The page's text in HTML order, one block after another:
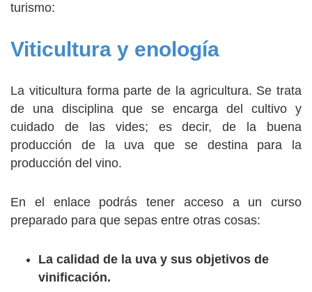
turismo:
Viticultura y enología
La viticultura forma parte de la agricultura. Se trata
de una disciplina que se encarga del cultivo y
cuidado de las vides; es decir, de la buena
producción de la uva que se destina para la
producción del vino.
En el enlace podrás tener acceso a un curso
preparado para que sepas entre otras cosas:
La calidad de la uva y sus objetivos de
vinificación.